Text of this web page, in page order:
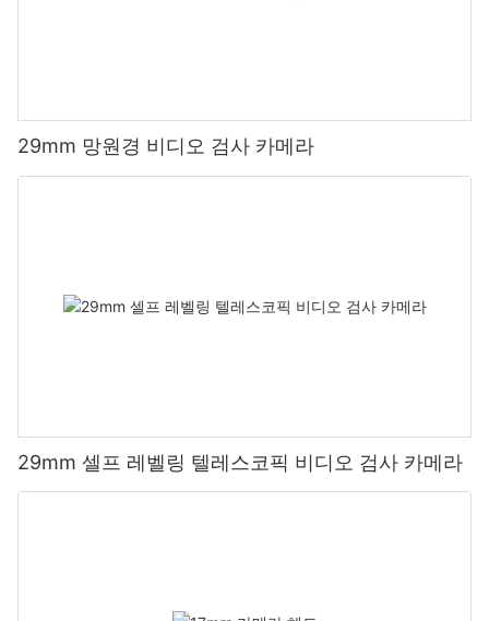
29mm 망원경 비디오 검사 카메라
29mm 셀프 레벨링 텔레스코픽 비디오 검사 카메라